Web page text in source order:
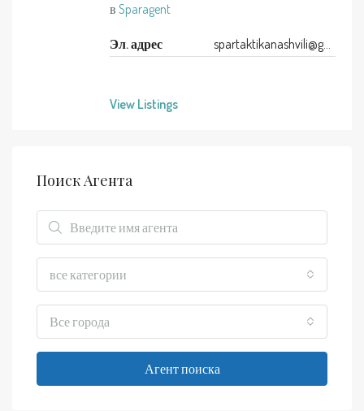
в Sparagent
Эл. адрес spartaktikanashvili@gmail.com
View Listings
Поиск Агента
все категории
Все города
Агент поиска